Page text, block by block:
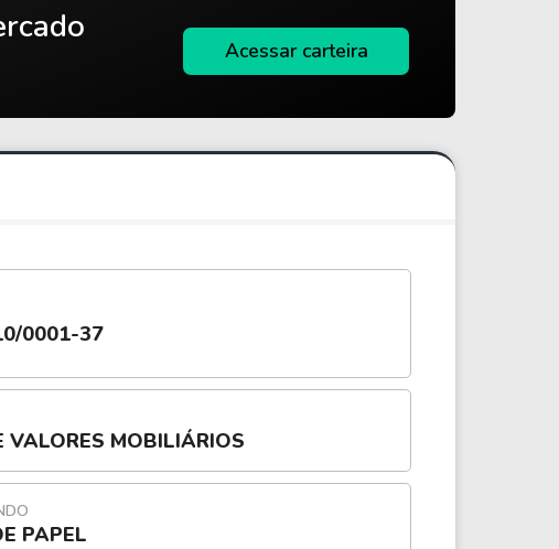
Acessar carteira
0001-37
VALORES MOBILIÁRIOS
PAPEL